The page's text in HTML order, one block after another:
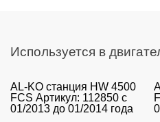
Используется в
AL-KO станция HW 4500
FCS Артикул: 112850 с
01/2013 до 01/2014 года